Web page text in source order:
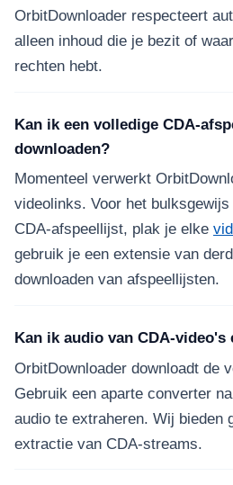
OrbitDownloader respecteert
alleen inhoud die je bezit of
rechten hebt.
Kan ik een volledige CDA-
downloaden?
Momenteel verwerkt
videolinks. Voor het
CDA-afspeellijst, plak je elke
gebruik je een extensie van
downloaden van afspeellijsten.
Kan ik audio van CDA-video's
OrbitDownloader downloadt de
Gebruik een aparte converter
audio te extraheren. Wij bieden
extractie van CDA-streams.